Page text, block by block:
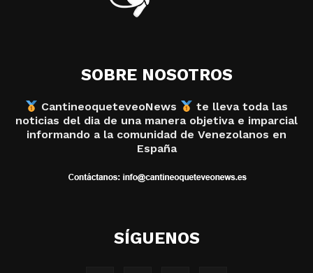
SOBRE NOSOTROS
CantineoqueteveoNews
te lleva toda las
noticias del dia de una manera objetiva e imparcial
informando a la comunidad de Venezolanos en
España
SÍGUENOS